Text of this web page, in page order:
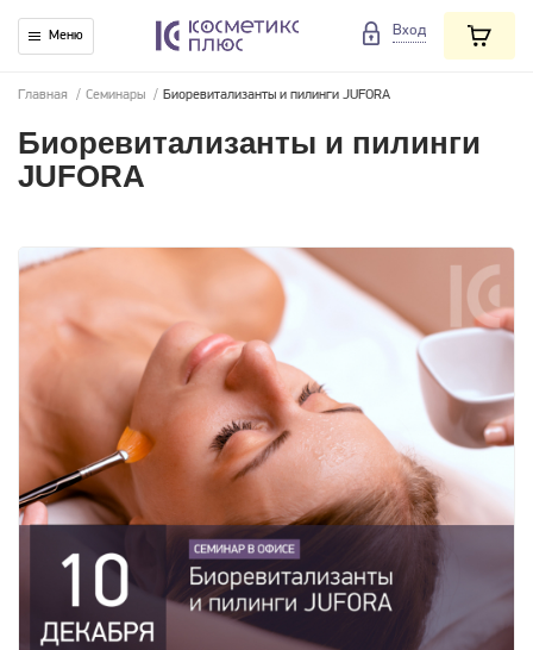
Меню Вход
Главная / Семинары / Биоревитализанты и пилинги JUFORA
Биоревитализанты и пилинги
JUFORA